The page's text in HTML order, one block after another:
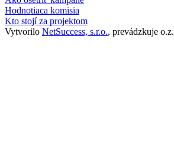
Hodnotiaca komisia
Kto stojí za projektom
Vytvorilo NetSuccess, s.r.o., prevádzkuje o.z.